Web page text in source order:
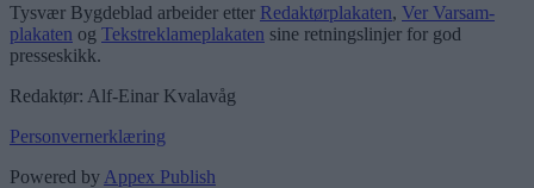
Tysvær Bygdeblad arbeider etter Redaktørplakaten, Ver Varsam-
plakaten og Tekstreklameplakaten sine retningslinjer for god
presseskikk.
Redaktør: Alf-Einar Kvalavåg
Personvernerklæring
Powered by Appex Publish